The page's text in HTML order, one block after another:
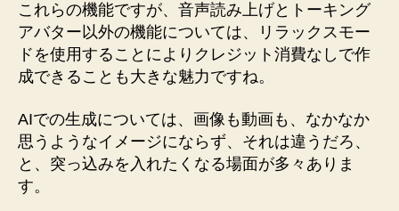
これらの機能ですが、音声読み上げとトーキング
アバター以外の機能については、リラックスモー
ドを使用することによりクレジット消費なしで作
成できることも大きな魅力ですね。
AIでの生成については、画像も動画も、なかなか
思うようなイメージにならず、それは違うだろ、
と、突っ込みを入れたくなる場面が多々ありま
す。